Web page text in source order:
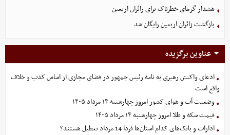
هشدار گرمای خطرناک برای زائران اربعین
بازگشت زائران اربعین رایگان شد
عناوین برگزیده
ادعای واکنش رهبری به نامه رئیس جمهور در فضای مجازی از اساس کذب و خلاف
واقع است
وضعیت آب و هوای کشور امروز چهارشنبه ۱۴ مرداد ۱۴۰۵
قیمت سکه و طلا امروز چهارشنبه ۱۴ مرداد ۱۴۰۵
ادارات و بانک‌های کدام استان‌ها فردا 14 مرداد تعطیل هستند؟